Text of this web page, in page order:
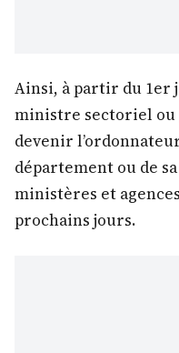
Ainsi, à partir du 1er
ministre sectoriel ou
devenir
département ou de
ministères et
prochains jours.